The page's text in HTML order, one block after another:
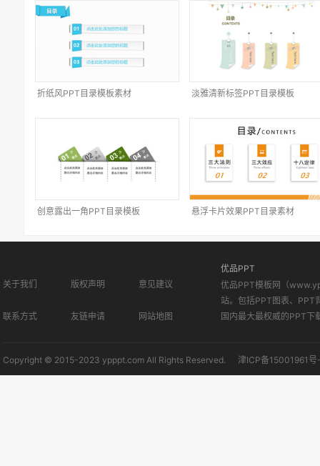
折纸风PPT目录模板素材 淡雅清新标签PPT目录模板
创意露出一角PPT目录模板 悬浮卡片效果PPT目录素材
关于我们 版权声明 意见建议
联系方式 友链申请 网站地图
优品PPT
优品PPT模板网（
站。包括PPT图表、PPT
国内最大最权威的PPT下
Copyright © 2015-2023 ypppt.com All Rights Reserved. 津ICP备15001961号